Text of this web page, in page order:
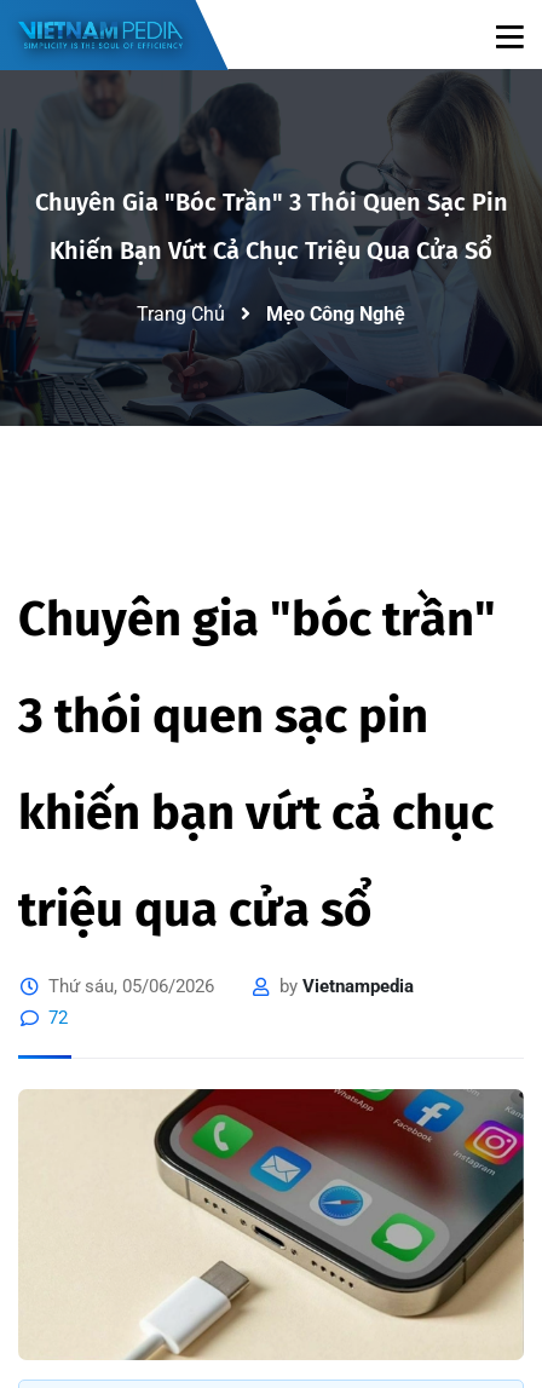
Chuyên Gia "bóc Trần" 3 Thói Quen Sạc Pin
Khiến Bạn Vứt Cả Chục Triệu Qua Cửa Sổ
Trang Chủ Mẹo Công Nghệ
Chuyên gia "bóc trần"
3 thói quen sạc pin
khiến bạn vứt cả chục
triệu qua cửa sổ
Thứ sáu, 05/06/2026 by Vietnampedia
72